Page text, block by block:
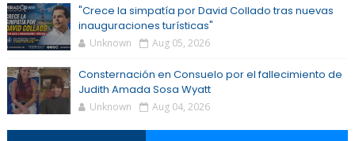
"Crece la simpatía por David Collado tras nuevas
inauguraciones turísticas"
Unknown Aug 05, 2026
Consternación en Consuelo por el fallecimiento de
Judith Amada Sosa Wyatt
Unknown Aug 04, 2026